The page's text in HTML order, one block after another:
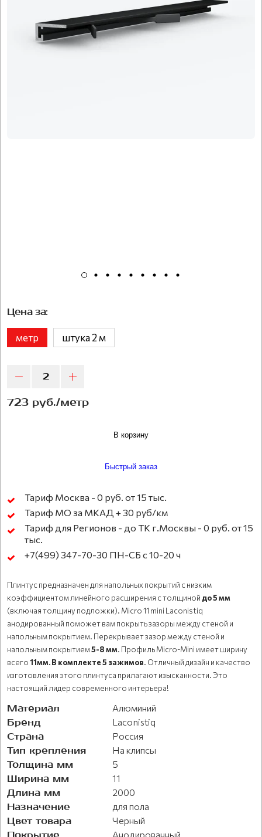
Цена за:
метр штука 2 м
723 руб./метр
В корзину
Быстрый заказ
Тариф Москва - 0 руб. от 15 тыс.
Тариф МО за МКАД + 30 руб/км
Тариф для Регионов - до ТК г.Москвы - 0 руб. от 15
тыс.
+7(499) 347-70-30 ПН-СБ с 10-20 ч
Плинтус предназначен для напольных покрытий с низким
коэффициентом линейного расширения с толщиной до 5 мм
(включая толщину подложки). Micro 11 mini Laconistiq
анодированный поможет вам покрыть зазоры между стеной и
напольным покрытием. Перекрывает зазор между стеной и
напольным покрытием5-8 мм. Профиль Micro-Mini имеет ширину
всего11мм.В комплекте 5 зажимов. Отличный дизайн и качество
изготовления этого плинтуса прилагают изысканности. Это
настоящий лидер современного интерьера!
Материал Алюминий
Бренд Laconistiq
Страна Россия
Тип крепления На клипсы
Толщина мм 5
Ширина мм 11
Длина мм 2000
Назначение для пола
Цвет товара Черный
Анодированный